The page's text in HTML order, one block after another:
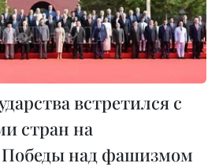
встретился с
стран на
Победы над фашизмом